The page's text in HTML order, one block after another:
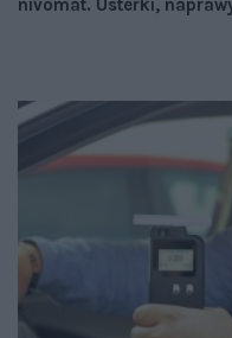
nivomat. Usterki,